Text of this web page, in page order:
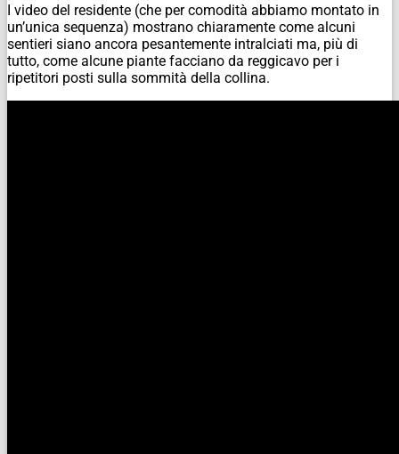
I video del residente (che per comodità abbiamo montato in
un’unica sequenza) mostrano chiaramente come alcuni
sentieri siano ancora pesantemente intralciati ma, più di
tutto, come alcune piante facciano da reggicavo per i
ripetitori posti sulla sommità della collina.